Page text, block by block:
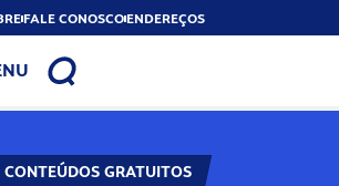
FALE CONOSCOENDEREÇOS
CONTEÚDOS GRATUITOS